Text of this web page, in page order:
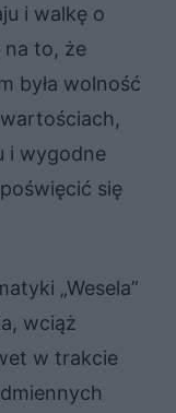
i walkę o
na to, że
była wolność
i wygodne
się
„Wesela”
wciąż
w trakcie